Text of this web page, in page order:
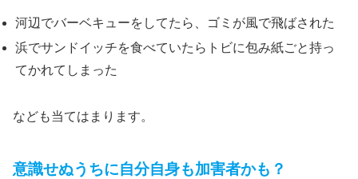
河辺でバーベキューをしてたら、ゴミが風で飛ばされた
浜でサンドイッチを食べていたらトビに包み紙ごと持っ
てかれてしまった
なども当てはまります。
意識せぬうちに自分自身も加害者かも？